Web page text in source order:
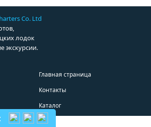
Co. Ltd
лодок
экскурсии.
Главная страница
Контакты
Каталог